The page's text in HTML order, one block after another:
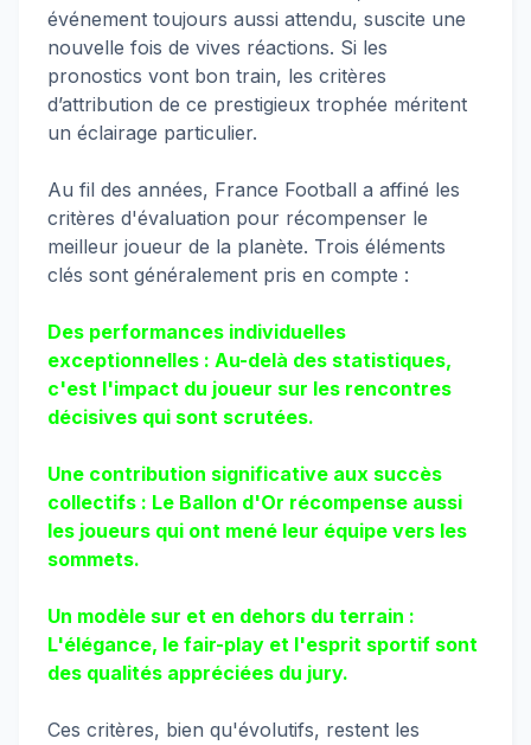
événement toujours aussi attendu, suscite une
nouvelle fois de vives réactions. Si les
pronostics vont bon train, les critères
d’attribution de ce prestigieux trophée méritent
un éclairage particulier.
Au fil des années, France Football a affiné les
critères d'évaluation pour récompenser le
meilleur joueur de la planète. Trois éléments
clés sont généralement pris en compte :
Des performances individuelles
exceptionnelles : Au-delà des statistiques,
c'est l'impact du joueur sur les rencontres
décisives qui sont scrutées.
Une contribution significative aux succès
collectifs : Le Ballon d'Or récompense aussi
les joueurs qui ont mené leur équipe vers les
sommets.
Un modèle sur et en dehors du terrain :
L'élégance, le fair-play et l'esprit sportif sont
des qualités appréciées du jury.
Ces critères, bien qu'évolutifs, restent les